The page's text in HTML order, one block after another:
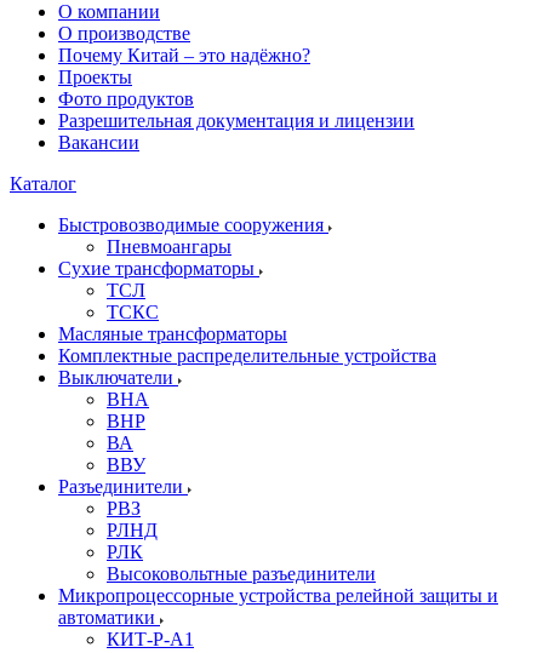
О компании
О производстве
Почему Китай – это надёжно?
Проекты
Фото продуктов
Разрешительная документация и лицензии
Вакансии
Каталог
Быстровозводимые сооружения
Пневмоангары
Сухие трансформаторы
ТСЛ
ТСКС
Масляные трансформаторы
Комплектные распределительные устройства
Выключатели
ВНА
ВНР
ВА
ВВУ
Разъединители
РВЗ
РЛНД
РЛК
Высоковольтные разъединители
Микропроцессорные устройства релейной защиты и
автоматики
КИТ-Р-А1